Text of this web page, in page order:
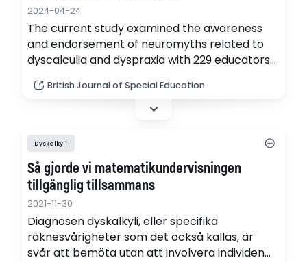
2024-04-24
The current study examined the awareness
and endorsement of neuromyths related to
dyscalculia and dyspraxia with 229 educators
British Journal of Special Education
Dyskalkyli
Så gjorde vi matematikundervisningen
tillgänglig tillsammans
2021-11-30
Diagnosen dyskalkyli, eller specifika
räknesvårigheter som det också kallas, är
svår att bemöta utan att involvera individen